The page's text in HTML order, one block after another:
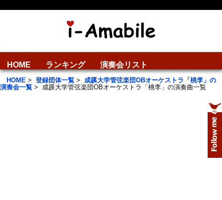
HOME ランキング 演奏会リスト
HOME > 登録団体一覧 > 成蹊大学管弦楽団OBオーケストラ「桃李」の
演奏会一覧 > 成蹊大学管弦楽団OBオーケストラ「桃李」の演奏曲一覧